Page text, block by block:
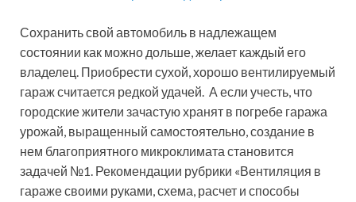
Сохранить свой автомобиль в надлежащем
состоянии как можно дольше, желает каждый его
владелец. Приобрести сухой, хорошо вентилируемый
гараж считается редкой удачей. А если учесть, что
городские жители зачастую хранят в погребе гаража
урожай, выращенный самостоятельно, создание в
нем благоприятного микроклимата становится
задачей №1. Рекомендации рубрики «Вентиляция в
гараже своими руками, схема, расчет и способы